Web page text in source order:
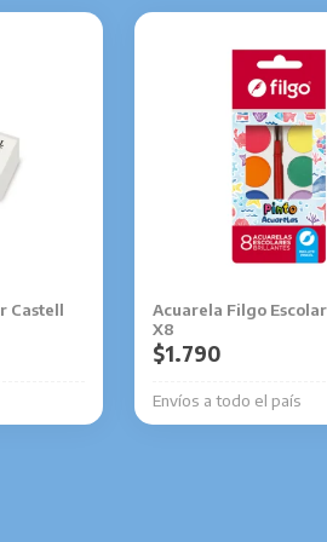
Castell
Acuarela Filgo
X8
Envíos a todo el país
$1.790